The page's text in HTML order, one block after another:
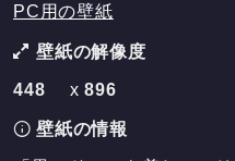
PC用の壁紙
壁紙の解像度
448 x896
壁紙の情報